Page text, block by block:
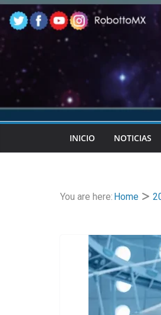
Skip
to
content
INICIO NOTICIAS
You are here: Home